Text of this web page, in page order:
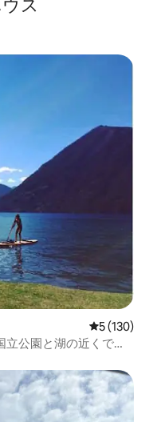
ス
レビュー
5 (130)
公園と湖の近くで自